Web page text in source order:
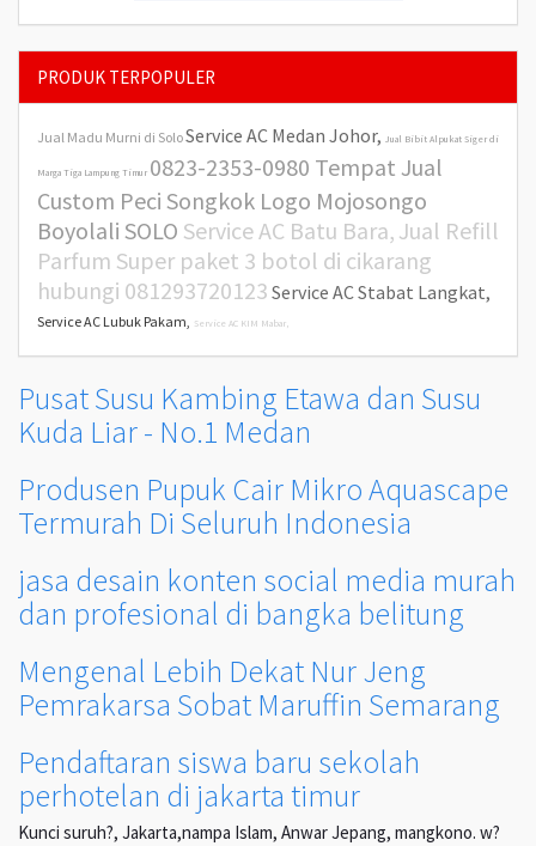
PRODUK TERPOPULER
Jual Madu Murni di SoloService AC Medan Johor, Jual Bibit Alpukat Siger di
Marga Tiga Lampung Timur 0823-2353-0980 Tempat Jual
Custom Peci Songkok Logo Mojosongo
Boyolali SOLO Service AC Batu Bara, Jual Refill
Parfum Super paket 3 botol di cikarang
hubungi 081293720123 Service AC Stabat Langkat,
Service AC Lubuk Pakam, Service AC KIM Mabar,
Pusat Susu Kambing Etawa dan Susu
Kuda Liar - No.1 Medan
Produsen Pupuk Cair Mikro Aquascape
Termurah Di Seluruh Indonesia
jasa desain konten social media murah
dan profesional di bangka belitung
Mengenal Lebih Dekat Nur Jeng
Pemrakarsa Sobat Maruffin Semarang
Pendaftaran siswa baru sekolah
perhotelan di jakarta timur
Kunci suruh?, Jakarta,nampa Islam, Anwar Jepang, mangkono. w?